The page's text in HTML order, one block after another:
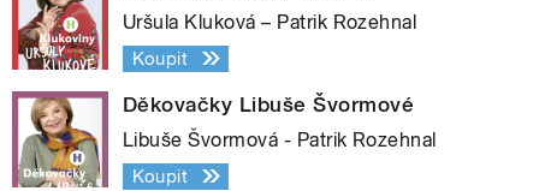
Uršula Kluková – Patrik Rozehnal
Koupit
Děkovačky Libuše Švormové
Libuše Švormová - Patrik Rozehnal
Koupit